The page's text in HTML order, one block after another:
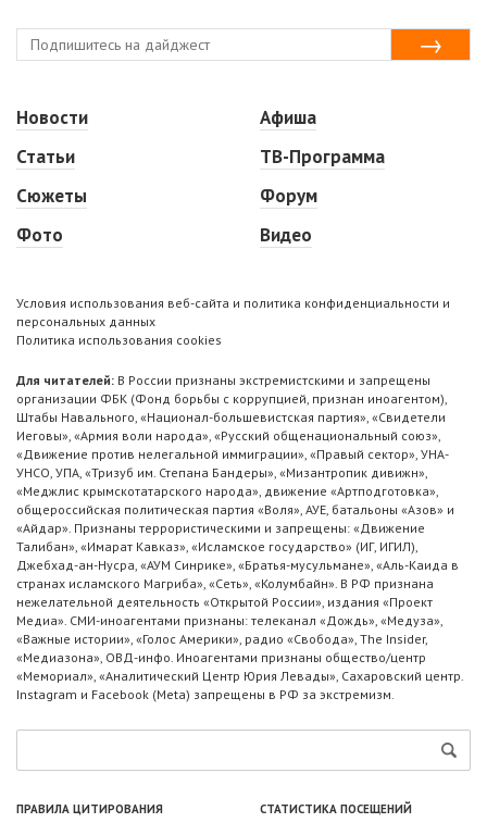
Новости
Статьи
Сюжеты
Фото
Афиша
ТВ-Программа
Форум
Видео
Условия использования веб-сайта и политика конфиденциальности и
персональных данных
Политика использования cookies
Для читателей: В России признаны экстремистскими и запрещены
организации ФБК (Фонд борьбы с коррупцией, признан иноагентом),
Штабы Навального, «Национал-большевистская партия», «Свидетели
Иеговы», «Армия воли народа», «Русский общенациональный союз»,
«Движение против нелегальной иммиграции», «Правый сектор», УНА-
УНСО, УПА, «Тризуб им. Степана Бандеры», «Мизантропик дивижн»,
«Меджлис крымскотатарского народа», движение «Артподготовка»,
общероссийская политическая партия «Воля», АУЕ, батальоны «Азов» и
«Айдар». Признаны террористическими и запрещены: «Движение
Талибан», «Имарат Кавказ», «Исламское государство» (ИГ, ИГИЛ),
Джебхад-ан-Нусра, «АУМ Синрике», «Братья-мусульмане», «Аль-Каида в
странах исламского Магриба», «Сеть», «Колумбайн». В РФ признана
нежелательной деятельность «Открытой России», издания «Проект
Медиа». СМИ-иноагентами признаны: телеканал «Дождь», «Медуза»,
«Важные истории», «Голос Америки», радио «Свобода», The Insider,
«Медиазона», ОВД-инфо. Иноагентами признаны общество/центр
«Мемориал», «Аналитический Центр Юрия Левады», Сахаровский центр.
Instagram и Facebook (Metа) запрещены в РФ за экстремизм.
ПРАВИЛА ЦИТИРОВАНИЯ СТАТИСТИКА ПОСЕЩЕНИЙ